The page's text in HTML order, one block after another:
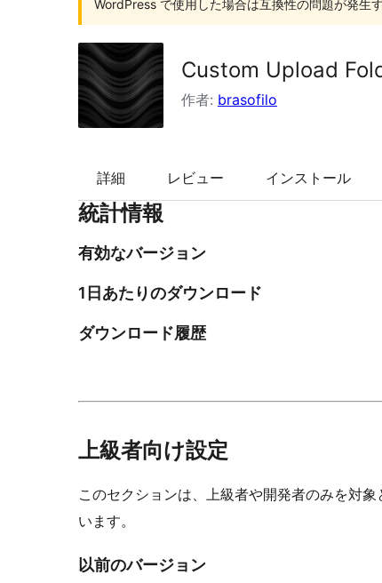
WordPress で使用した場合は互換性の問題が発生
Custom Upload
作者: brasofilo
詳細 レビュー インストール
統計情報
有効なバージョン
1日あたりのダウンロード
ダウンロード履歴
上級者向け設定
このセクションは、上級者や開発者のみを対
います。
以前のバージョン